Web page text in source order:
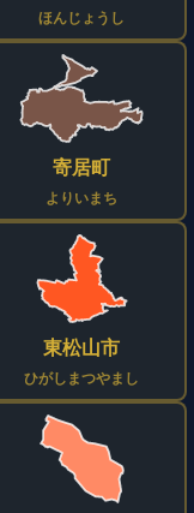
ほんじょうし
寄居町
よりいまち
東松山市
ひがしまつやまし